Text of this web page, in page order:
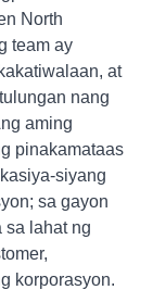
North
team ay
at
nang
aming
pinakamataas
siyang
sa gayon
sa lahat ng
korporasyon.